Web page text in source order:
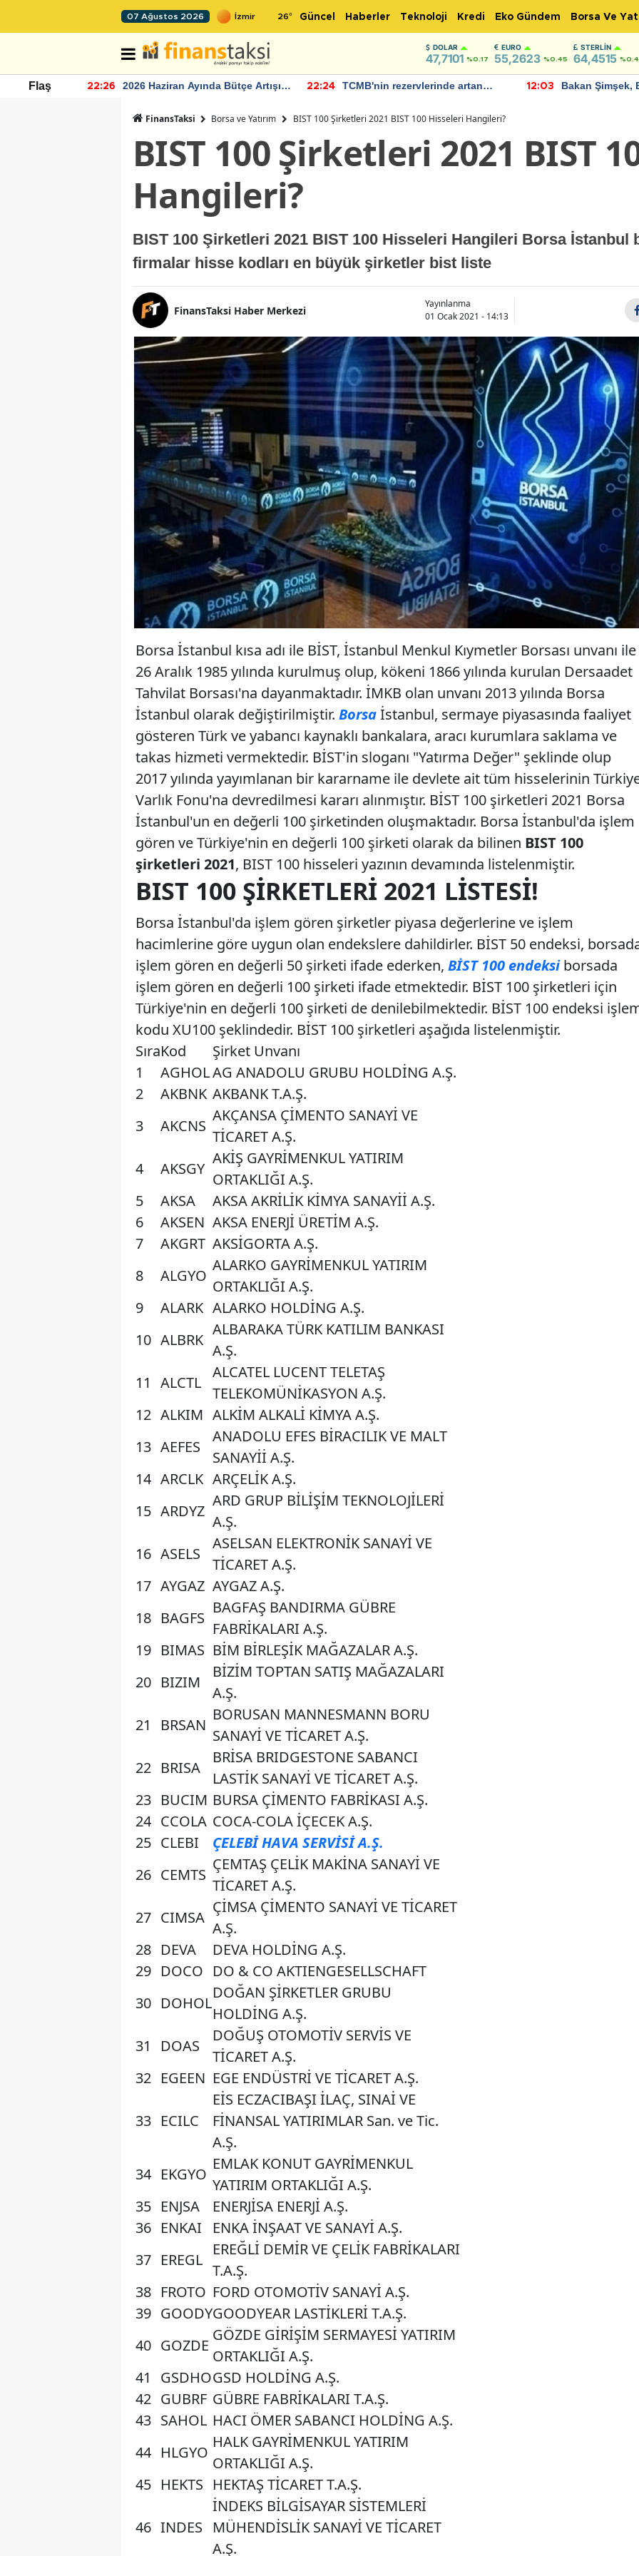
07 Ağustos 2026 26° Güncel Haberler Teknoloji Kredi Eko Gündem Borsa Ve
DOLAR
47,7101 %0.17
EURO
55,2623 %0.45
STERLIN
64,4515
Flaş 22:26
2026 Haziran Ayında Bütçe Artışı
22:24
TCMB'nin rezervlerinde artan
12:03
Bakan Şimşek,
FinansTaksi Borsa ve Yatırım BIST 100 Şirketleri 2021 BIST 100 Hisseleri Hangileri?
BIST 100 Şirketleri 2021 BIST
Hangileri?
BIST 100 Şirketleri 2021 BIST 100 Hisseleri Hangileri Borsa İstanbul
firmalar hisse kodları en büyük şirketler bist liste
FinansTaksi Haber Merkezi
Yayınlanma
01 Ocak 2021 - 14:13
Borsa İstanbul kısa adı ile BİST, İstanbul Menkul Kıymetler Borsası unvanı ile
26 Aralık 1985 yılında kurulmuş olup, kökeni 1866 yılında kurulan Dersaadet
Tahvilat Borsası'na dayanmaktadır. İMKB olan unvanı 2013 yılında Borsa
İstanbul olarak değiştirilmiştir. Borsaİstanbul, sermaye piyasasında faaliyet
gösteren Türk ve yabancı kaynaklı bankalara, aracı kurumlara saklama ve
takas hizmeti vermektedir. BİST'in sloganı "Yatırma Değer" şeklinde olup
2017 yılında yayımlanan bir kararname ile devlete ait tüm hisselerinin
Varlık Fonu'na devredilmesi kararı alınmıştır. BİST 100 şirketleri 2021 Borsa
İstanbul'un en değerli 100 şirketinden oluşmaktadır. Borsa İstanbul'da işlem
gören ve Türkiye'nin en değerli 100 şirketi olarak da bilinen BIST 100
şirketleri 2021, BIST 100 hisseleri yazının devamında listelenmiştir.
BIST 100 ŞIRKETLERI 2021 LISTESI!
Borsa İstanbul'da işlem gören şirketler piyasa değerlerine ve işlem
hacimlerine göre uygun olan endekslere dahildirler. BİST 50 endeksi,
işlem gören en değerli 50 şirketi ifade ederken, BİST 100 endeksiborsada
işlem gören en değerli 100 şirketi ifade etmektedir. BİST 100 şirketleri için
Türkiye'nin en değerli 100 şirketi de denilebilmektedir. BİST 100 endeksi
kodu XU100 şeklindedir. BİST 100 şirketleri aşağıda listelenmiştir.
SıraKod
Şirket Unvanı
1
AGHOLAG ANADOLU GRUBU HOLDİNG A.Ş.
2
AKBNK AKBANK T.A.Ş.
3
AKCNS
AKÇANSA ÇİMENTO SANAYİ VE
TİCARET A.Ş.
4
AKSGY
AKİŞ GAYRİMENKUL YATIRIM
ORTAKLIĞI A.Ş.
5
AKSA
AKSA AKRİLİK KİMYA SANAYİİ A.Ş.
6
AKSEN AKSA ENERJİ ÜRETİM A.Ş.
7
AKGRT AKSİGORTA A.Ş.
8
ALGYO
ALARKO GAYRİMENKUL YATIRIM
ORTAKLIĞI A.Ş.
9
ALARK ALARKO HOLDİNG A.Ş.
10 ALBRK
ALBARAKA TÜRK KATILIM BANKASI
A.Ş.
11
ALCTL
ALCATEL LUCENT TELETAŞ
TELEKOMÜNİKASYON A.Ş.
12 ALKIM ALKİM ALKALİ KİMYA A.Ş.
13 AEFES
ANADOLU EFES BİRACILIK VE MALT
SANAYİİ A.Ş.
14 ARCLK ARÇELİK A.Ş.
15 ARDYZ
ARD GRUP BİLİŞİM TEKNOLOJİLERİ
A.Ş.
16 ASELS
ASELSAN ELEKTRONİK SANAYİ VE
TİCARET A.Ş.
17 AYGAZ AYGAZ A.Ş.
18 BAGFS
BAGFAŞ BANDIRMA GÜBRE
FABRİKALARI A.Ş.
19 BIMAS BİM BİRLEŞİK MAĞAZALAR A.Ş.
20 BIZIM
BİZİM TOPTAN SATIŞ MAĞAZALARI
A.Ş.
21
BRSAN
BORUSAN MANNESMANN BORU
SANAYİ VE TİCARET A.Ş.
22 BRISA
BRİSA BRIDGESTONE SABANCI
LASTİK SANAYİ VE TİCARET A.Ş.
23 BUCIM BURSA ÇİMENTO FABRİKASI A.Ş.
24 CCOLA COCA-COLA İÇECEK A.Ş.
25 CLEBI
ÇELEBİ HAVA SERVİSİ A.Ş.
26 CEMTS
ÇEMTAŞ ÇELİK MAKİNA SANAYİ VE
TİCARET A.Ş.
27 CIMSA
ÇİMSA ÇİMENTO SANAYİ VE TİCARET
A.Ş.
28 DEVA
DEVA HOLDİNG A.Ş.
29 DOCO DO & CO AKTIENGESELLSCHAFT
30 DOHOL
DOĞAN ŞİRKETLER GRUBU
HOLDİNG A.Ş.
31
DOAS
DOĞUŞ OTOMOTİV SERVİS VE
TİCARET A.Ş.
32 EGEEN EGE ENDÜSTRİ VE TİCARET A.Ş.
33 ECILC
EİS ECZACIBAŞI İLAÇ, SINAİ VE
FİNANSAL YATIRIMLAR San. ve Tic.
A.Ş.
34 EKGYO
EMLAK KONUT GAYRİMENKUL
YATIRIM ORTAKLIĞI A.Ş.
35 ENJSA
ENERJİSA ENERJİ A.Ş.
36 ENKAI
ENKA İNŞAAT VE SANAYİ A.Ş.
37 EREGL
EREĞLİ DEMİR VE ÇELİK FABRİKALARI
T.A.Ş.
38 FROTO FORD OTOMOTİV SANAYİ A.Ş.
39 GOODYGOODYEAR LASTİKLERİ T.A.Ş.
40 GOZDE
GÖZDE GİRİŞİM SERMAYESİ YATIRIM
ORTAKLIĞI A.Ş.
41
GSDHOGSD HOLDİNG A.Ş.
42 GUBRF GÜBRE FABRİKALARI T.A.Ş.
43 SAHOL HACI ÖMER SABANCI HOLDİNG A.Ş.
44 HLGYO
HALK GAYRİMENKUL YATIRIM
ORTAKLIĞI A.Ş.
45 HEKTS HEKTAŞ TİCARET T.A.Ş.
46 INDES
İNDEKS BİLGİSAYAR SİSTEMLERİ
MÜHENDİSLİK SANAYİ VE TİCARET
A.Ş.